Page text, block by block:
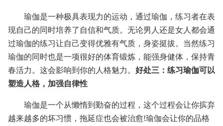
瑜伽是一种极具表现力的运动，通过瑜伽，练习者在表
现自己的同时培养了自信和气质。无论男人还是女人都会通
过瑜伽的练习让自己变得优雅有气质，身姿挺拔。当然练习
瑜伽的同时也是一项很好的体育锻炼，能强身健体，保持青
春活力。这会影响到你的人格魅力。 好处三：练习瑜伽可以
塑造人格，加强自律性
瑜伽是一个从懒惰到勤奋的过程，这个过程会让你摈弃
越来越多的坏习惯，拖延症也会被治愈!瑜伽会让你的品格